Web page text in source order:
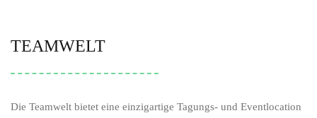
TEAMWELT
Die Teamwelt bietet eine einzigartige Tagungs- und Eventlocation